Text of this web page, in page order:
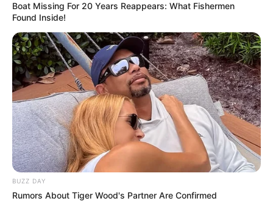
Boat Missing For 20 Years Reappears: What Fishermen
Found Inside!
BUZZ DAY
Rumors About Tiger Wood's Partner Are Confirmed